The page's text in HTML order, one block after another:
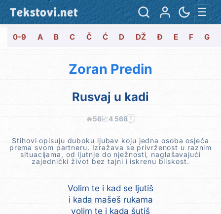
Tekstovi.net ☰
0-9 A B C Č Ć D DŽ Đ E F G
Zoran Predin
Rusvaj u kadi
🔥56📈4 568 ?
Stihovi opisuju duboku ljubav koju jedna osoba osjeća
prema svom partneru. Izražava se privrženost u raznim
situacijama, od ljutnje do nježnosti, naglašavajući
zajednički život bez tajni i iskrenu bliskost.
Volim te i kad se ljutiš
i kada mašeš rukama
volim te i kada šutiš